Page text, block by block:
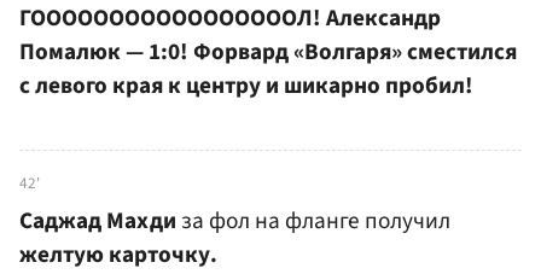
ГОООООООООООООООООЛ! Александр
Помалюк — 1:0! Форвард «Волгаря» сместился
с левого края к центру и шикарно пробил!
42'
Саджад Махди за фол на фланге получил
желтую карточку.